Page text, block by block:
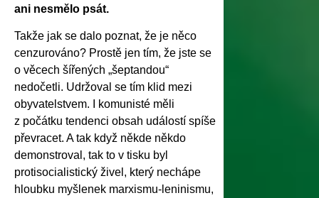
ani nesmělo psát.
Takže jak se dalo poznat, že je něco
cenzurováno? Prostě jen tím, že jste se
o věcech šířených „šeptandou“
nedočetli. Udržoval se tím klid mezi
obyvatelstvem. I komunisté měli
z počátku tendenci obsah událostí spíše
převracet. A tak když někde někdo
demonstroval, tak to v tisku byl
protisocialistický živel, který nechápe
hloubku myšlenek marxismu-leninismu,